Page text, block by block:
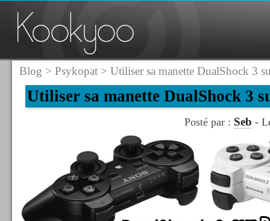
Blog > Psykopat> Utiliser sa manette DualShock 3
Utiliser sa manette DualShock 3
Posté par : Seb -